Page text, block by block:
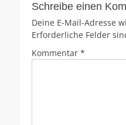
Schreibe einen
Deine E-Mail-Adresse
Erforderliche Felder
Kommentar *